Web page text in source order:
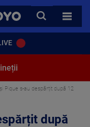
VOYO
CAUTA
TOATE
Pique s-au despărțit după 12
după